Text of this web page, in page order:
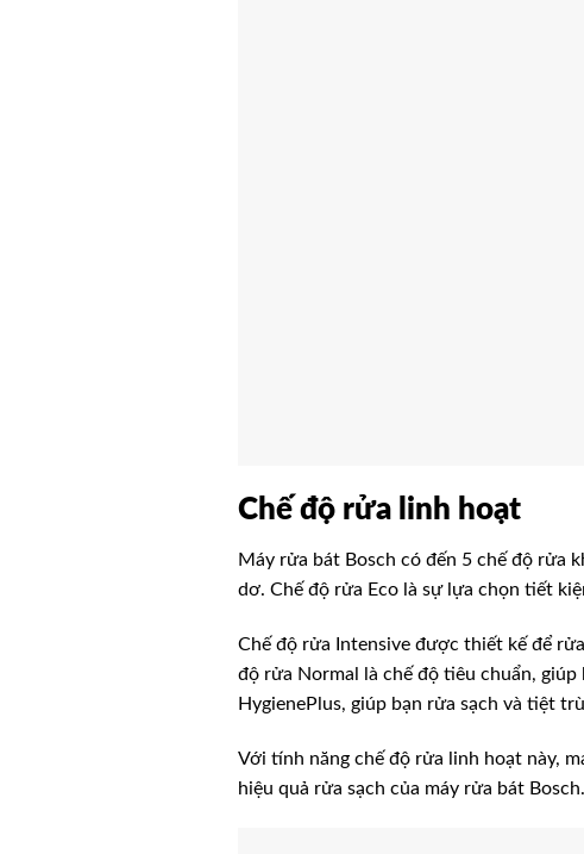
Chế độ rửa linh hoạt
Máy rửa bát Bosch có đến 5 chế độ rửa
dơ. Chế độ rửa Eco là sự lựa chọn tiết
Chế độ rửa Intensive được thiết kế để
độ rửa Normal là chế độ tiêu chuẩn,
HygienePlus, giúp bạn rửa sạch và tiệt
Với tính năng chế độ rửa linh hoạt này,
hiệu quả rửa sạch của máy rửa bát Bosch.